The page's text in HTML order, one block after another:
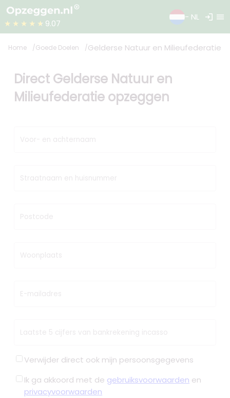
★★★★★ 9.07
- NL login menu
Home Goede Doelen Gelderse Natuur en Milieufederatie
Direct Gelderse Natuur en
Milieufederatie opzeggen
Voor- en achternaam
Straatnaam en huisnummer
Postcode
Woonplaats
E-mailadres
Laatste 5 cijfers van bankrekening incasso
Verwijder direct ook mijn persoonsgegevens
Ik ga akkoord met de gebruiksvoorwaarden en
privacyvoorwaarden